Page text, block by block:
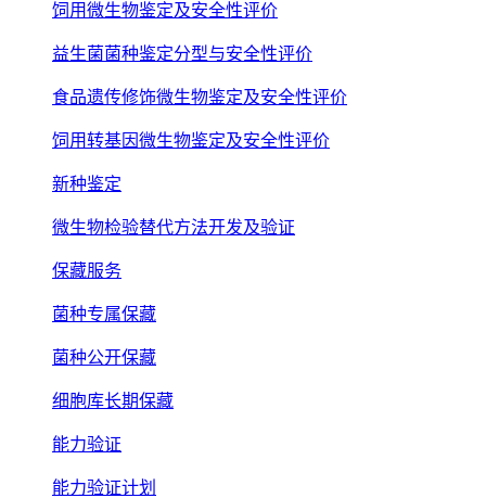
饲用微生物鉴定及安全性评价
益生菌菌种鉴定分型与安全性评价
食品遗传修饰微生物鉴定及安全性评价
饲用转基因微生物鉴定及安全性评价
新种鉴定
微生物检验替代方法开发及验证
保藏服务
菌种专属保藏
菌种公开保藏
细胞库长期保藏
能力验证
能力验证计划